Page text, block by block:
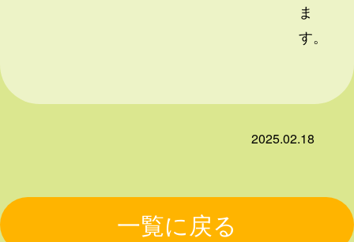
ま
す。
2025.02.18
一覧に戻る